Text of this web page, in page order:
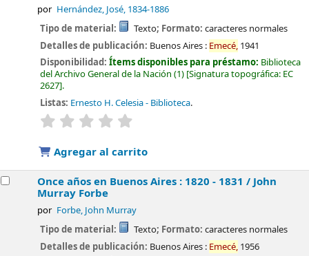
por Hernández, José, 1834-1886
Tipo de material: Texto; Formato: caracteres normales
Detalles de publicación: Buenos Aires : Emecé, 1941
Disponibilidad:Ítems disponibles para préstamo: Biblioteca
del Archivo General de la Nación (1) Signatura topográfica: EC
2627 .
Listas: Ernesto H. Celesia - Biblioteca.
valoración
Agregar al carrito
Once años en Buenos Aires : 1820 - 1831 / John
Murray Forbe
por Forbe, John Murray
Tipo de material: Texto; Formato: caracteres normales
Detalles de publicación: Buenos Aires : Emecé, 1956